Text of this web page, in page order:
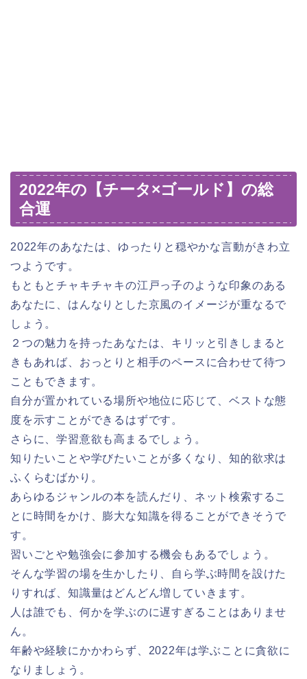
2022年の【チータ×ゴールド】の総
合運
2022年のあなたは、ゆったりと穏やかな言動がきわ立
つようです。
もともとチャキチャキの江戸っ子のような印象のある
あなたに、はんなりとした京風のイメージが重なるで
しょう。
２つの魅力を持ったあなたは、キリッと引きしまると
きもあれば、おっとりと相手のペースに合わせて待つ
こともできます。
自分が置かれている場所や地位に応じて、ベストな態
度を示すことができるはずです。
さらに、学習意欲も高まるでしょう。
知りたいことや学びたいことが多くなり、知的欲求は
ふくらむばかり。
あらゆるジャンルの本を読んだり、ネット検索するこ
とに時間をかけ、膨大な知識を得ることができそうで
す。
習いごとや勉強会に参加する機会もあるでしょう。
そんな学習の場を生かしたり、自ら学ぶ時間を設けた
りすれば、知識量はどんどん増していきます。
人は誰でも、何かを学ぶのに遅すぎることはありませ
ん。
年齢や経験にかかわらず、2022年は学ぶことに貪欲に
なりましょう。